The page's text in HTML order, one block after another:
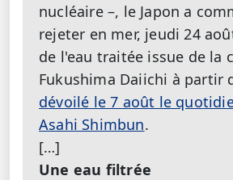
nucléaire –, le Japon a
rejeter en mer, jeudi 24
de l'eau traitée issue de la
Fukushima Daiichi à partir
dévoilé le 7 août le
Asahi Shimbun.
[…]
Une eau filtrée